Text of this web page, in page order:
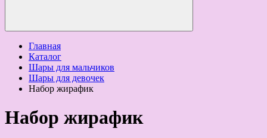
Главная
Каталог
Шары для мальчиков
Шары для девочек
Набор жирафик
Набор жирафик